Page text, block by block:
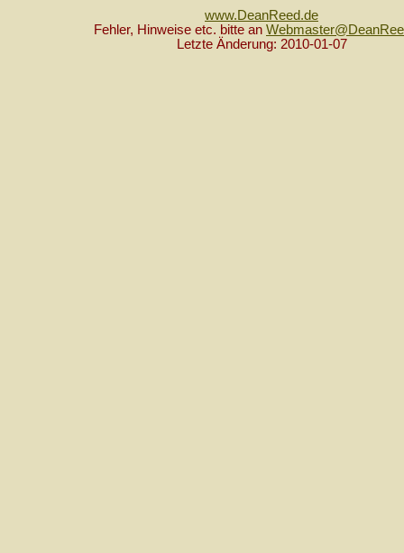
www.DeanReed.de
Fehler, Hinweise etc. bitte an
Letzte Änderung: 2010-01-07